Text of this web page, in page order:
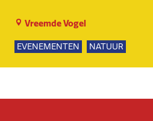
Vreemde Vogel
EVENEMENTEN
NATUUR
SPEELTUIN
GROEPSUITJES